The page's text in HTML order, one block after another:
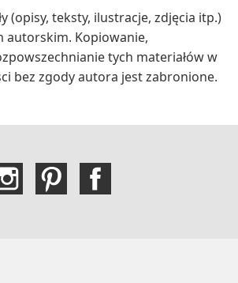
(opisy, teksty, ilustracje, zdjęcia itp.)
autorskim. Kopiowanie,
tych materiałów w
bez zgody autora jest zabronione.